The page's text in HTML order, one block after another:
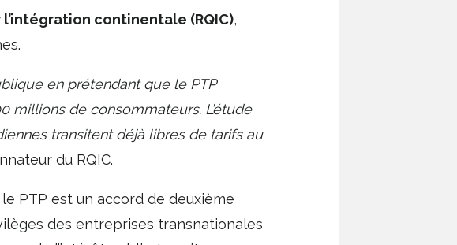
continentale (RQIC),
en prétendant que le PTP
millions de consommateurs. L’étude
transitent déjà libres de tarifs au
du RQIC.
PTP est un accord de deuxième
des entreprises transnationales